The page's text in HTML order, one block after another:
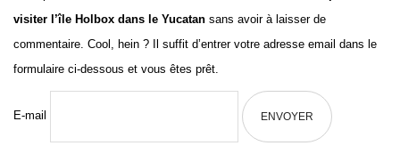
visiter l’île Holbox dans le Yucatan sans avoir à laisser de
commentaire. Cool, hein ? Il suffit d’entrer votre adresse email dans le
formulaire ci-dessous et vous êtes prêt.
E-mail